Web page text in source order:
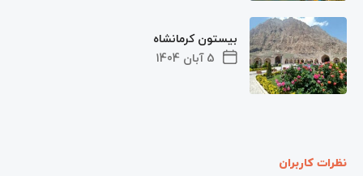
5 آبان 1404
بیستون کرمانشاه
نظرات کاربران